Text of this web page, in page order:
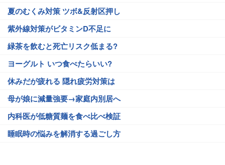
夏のむくみ対策 ツボ&反射区押し
紫外線対策がビタミンD不足に
緑茶を飲むと死亡リスク低まる?
ヨーグルト いつ食べたらいい?
休みだが疲れる 隠れ疲労対策は
母が娘に減量強要→家庭内別居へ
内科医が低糖質麺を食べ比べ検証
睡眠時の悩みを解消する過ごし方